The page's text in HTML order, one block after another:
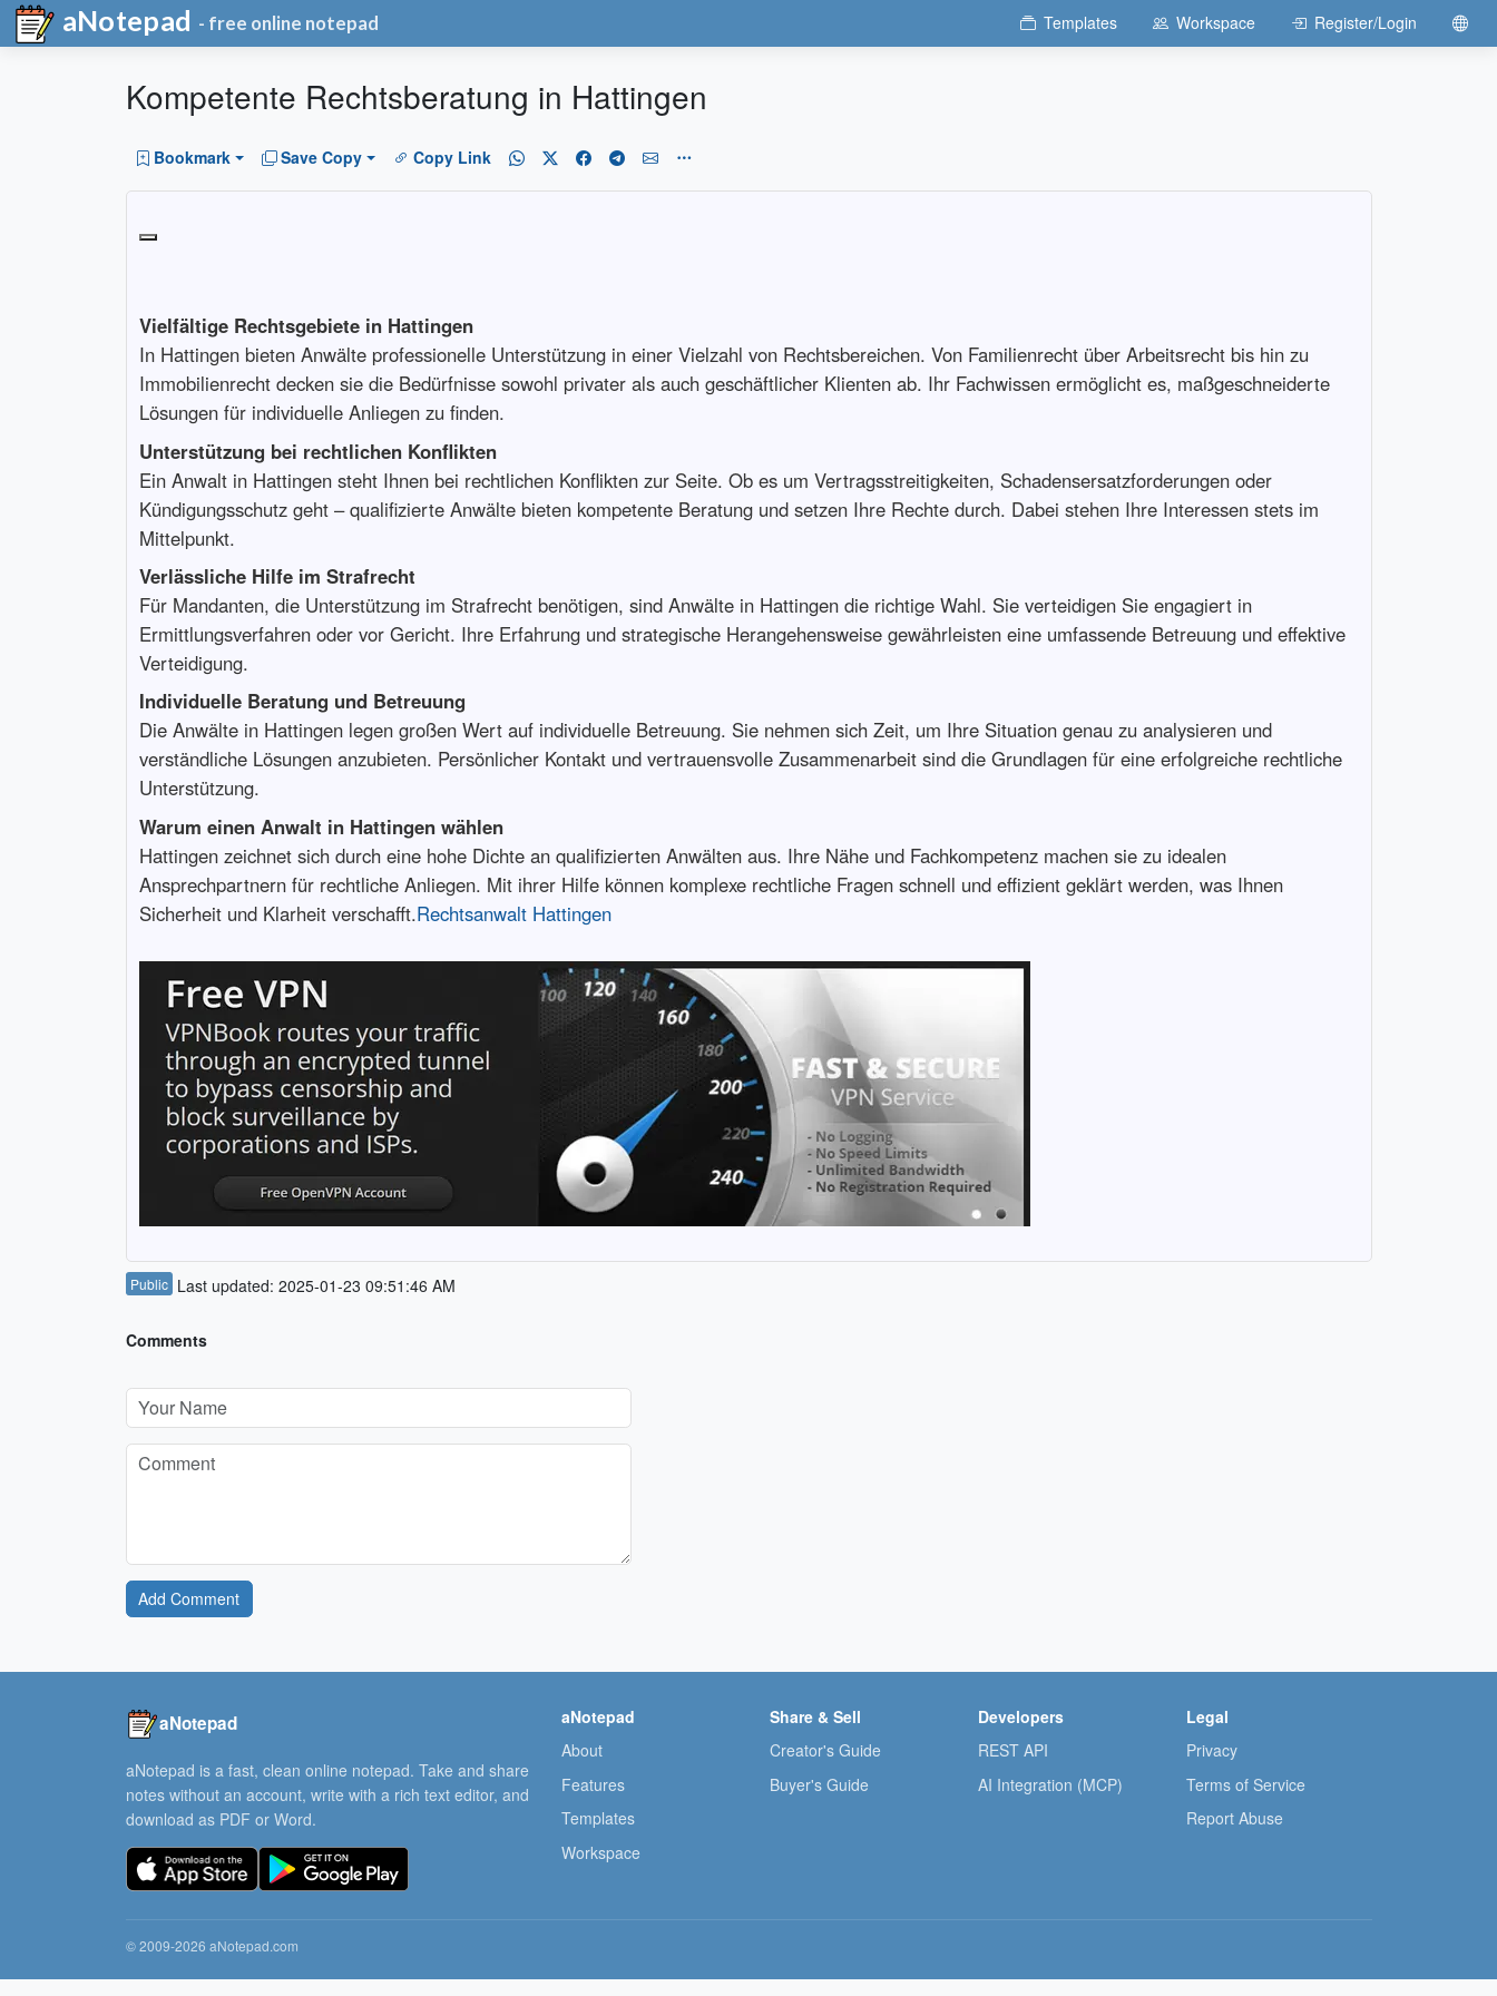
aNotepad - free online notepad Templates Workspace Register/Login
Kompetente Rechtsberatung in Hattingen
Bookmark Save Copy Copy Link
Vielfältige Rechtsgebiete in Hattingen
In Hattingen bieten Anwälte professionelle Unterstützung in einer Vielzahl von Rechtsbereichen. Von Familienrecht über Arbeitsrecht bis hin zu
Immobilienrecht decken sie die Bedürfnisse sowohl privater als auch geschäftlicher Klienten ab. Ihr Fachwissen ermöglicht es, maßgeschneiderte
Lösungen für individuelle Anliegen zu finden.
Unterstützung bei rechtlichen Konflikten
Ein Anwalt in Hattingen steht Ihnen bei rechtlichen Konflikten zur Seite. Ob es um Vertragsstreitigkeiten, Schadensersatzforderungen oder
Kündigungsschutz geht – qualifizierte Anwälte bieten kompetente Beratung und setzen Ihre Rechte durch. Dabei stehen Ihre Interessen stets im
Mittelpunkt.
Verlässliche Hilfe im Strafrecht
Für Mandanten, die Unterstützung im Strafrecht benötigen, sind Anwälte in Hattingen die richtige Wahl. Sie verteidigen Sie engagiert in
Ermittlungsverfahren oder vor Gericht. Ihre Erfahrung und strategische Herangehensweise gewährleisten eine umfassende Betreuung und effektive
Verteidigung.
Individuelle Beratung und Betreuung
Die Anwälte in Hattingen legen großen Wert auf individuelle Betreuung. Sie nehmen sich Zeit, um Ihre Situation genau zu analysieren und
verständliche Lösungen anzubieten. Persönlicher Kontakt und vertrauensvolle Zusammenarbeit sind die Grundlagen für eine erfolgreiche rechtliche
Unterstützung.
Warum einen Anwalt in Hattingen wählen
Hattingen zeichnet sich durch eine hohe Dichte an qualifizierten Anwälten aus. Ihre Nähe und Fachkompetenz machen sie zu idealen
Ansprechpartnern für rechtliche Anliegen. Mit ihrer Hilfe können komplexe rechtliche Fragen schnell und effizient geklärt werden, was Ihnen
Sicherheit und Klarheit verschafft.Rechtsanwalt Hattingen
Public Last updated: 2025-01-23 09:51:46 AM
Comments
Add Comment
aNotepad
aNotepad is a fast, clean online notepad. Take and share
notes without an account, write with a rich text editor, and
download as PDF or Word.
aNotepad
About
Features
Templates
Workspace
Share & Sell
Creator's Guide
Buyer's Guide
Developers
REST API
AI Integration (MCP)
Legal
Privacy
Terms of Service
Report Abuse
© 2009-2026 aNotepad.com